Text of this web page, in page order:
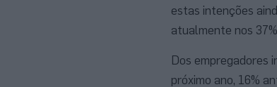
estas intenções
atualmente nos
Dos empregadores
próximo ano, 16%